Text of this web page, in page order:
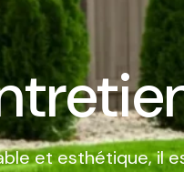
et esthétique, il